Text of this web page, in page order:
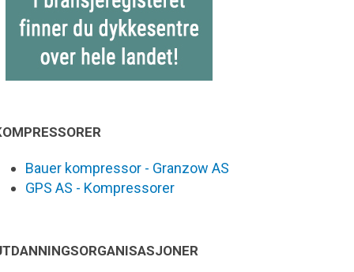
Bauer kompressor - Granzow AS
GPS AS - Kompressorer